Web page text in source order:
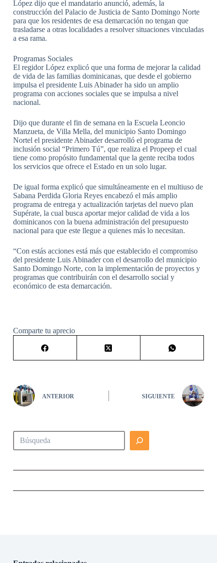
López dijo que el mandatario anunció, además, la
construcción del Palacio de Justicia de Santo Domingo Norte
para que los residentes de esa demarcación no tengan que
trasladarse a otras localidades a resolver situaciones vinculadas
a esa rama.
Programas Sociales
El regidor López explicó que una forma de mejorar la calidad
de vida de las familias dominicanas, que desde el gobierno
impulsa el presidente Luis Abinader ha sido un amplio
programa con acciones sociales que se impulsa a nivel
nacional.
Dijo que durante el fin de semana en la Escuela Leoncio
Manzueta, de Villa Mella, del municipio Santo Domingo
Nortel el presidente Abinader desarrolló el programa de
inclusión social “Primero Tú”, que realiza el Propeep el cual
tiene como propósito fundamental que la gente reciba todos
los servicios que ofrece el Estado en un solo lugar.
De igual forma explicó que simultáneamente en el multiuso de
Sabana Perdida Gloria Reyes encabezó el más amplio
programa de entrega y actualización tarjetas del nuevo plan
Supérate, la cual busca aportar mejor calidad de vida a los
dominicanos con la buena administración del presupuesto
nacional para que este llegue a quienes más lo necesitan.
“Con estás acciones está más que establecido el compromiso
del presidente Luis Abinader con el desarrollo del municipio
Santo Domingo Norte, con la implementación de proyectos y
programas que contribuirán con el desarrollo social y
económico de esta demarcación.
Comparte tu aprecio
ANTERIOR SIGUIENTE
Buscar